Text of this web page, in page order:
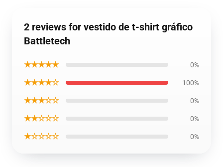
2 reviews for vestido de t-shirt gráfico
Battletech
★★★★★ 0%
★★★★☆ 100%
★★★☆☆ 0%
★★☆☆☆ 0%
★☆☆☆☆ 0%